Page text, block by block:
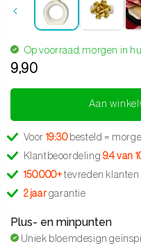
Op voorraad, morgen in
Translation missing:
9,90
Aan
Voor 19:30besteld =
Klantbeoordeling 9.4 van
150.000+tevreden klanten
2 jaar garantie
Plus- en minpunten
Uniek bloemdesign